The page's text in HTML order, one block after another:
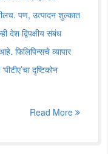
पण, उत्पादन शुल्कात
देश द्विपक्षीय संबंध
फिलिपिन्सचे व्यापार
दृष्टिकोन
Read More